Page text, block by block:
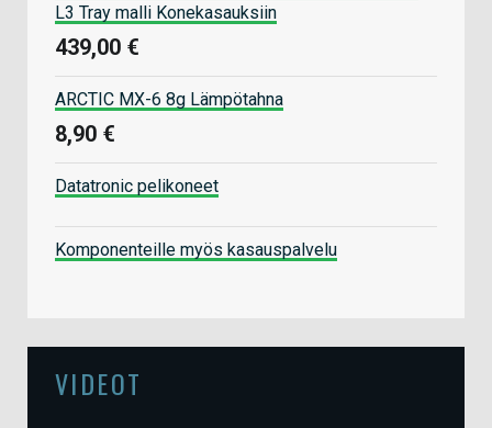
L3 Tray malli Konekasauksiin
439,00 €
ARCTIC MX-6 8g Lämpötahna
8,90 €
Datatronic pelikoneet
Komponenteille myös kasauspalvelu
VIDEOT